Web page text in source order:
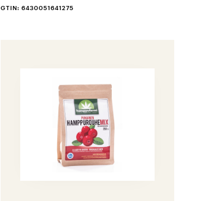
GTIN: 6430051641275